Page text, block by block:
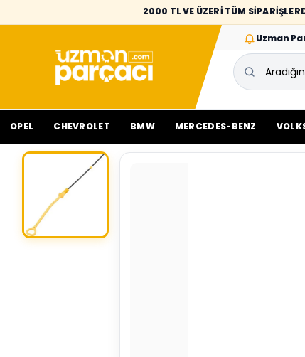
2000 TL VE ÜZERİ TÜM
Uzman
OPEL CHEVROLET BMW MERCEDES-BENZ